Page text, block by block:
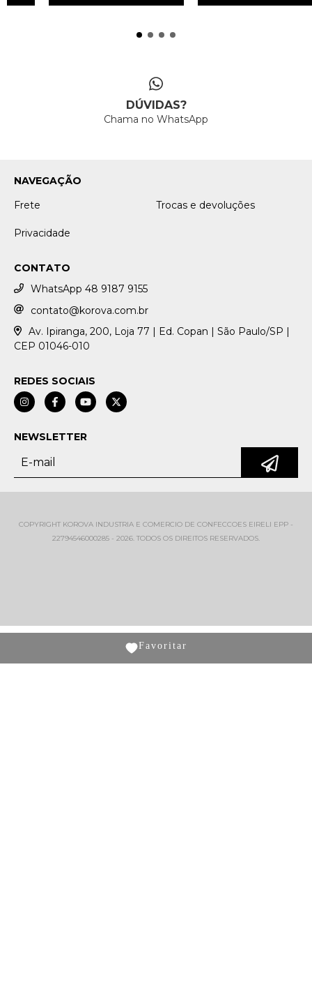
DÚVIDAS?
Chama no WhatsApp
NAVEGAÇÃO
Frete
Trocas e devoluções
Privacidade
CONTATO
WhatsApp 48 9187 9155
contato@korova.com.br
Av. Ipiranga, 200, Loja 77 | Ed. Copan | São Paulo/SP |
CEP 01046-010
REDES SOCIAIS
NEWSLETTER
COPYRIGHT KOROVA INDUSTRIA E COMERCIO DE CONFECCOES EIRELI EPP -
22794546000285 - 2026. TODOS OS DIREITOS RESERVADOS.